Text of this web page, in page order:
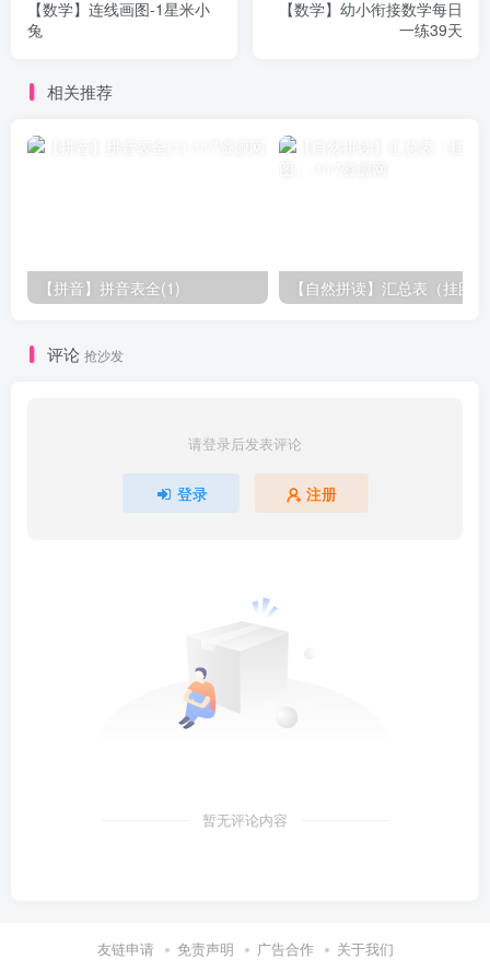
【数学】连线画图-1星米小
兔
【数学】幼小衔接数学每日
一练39天
相关推荐
【拼音】拼音表全(1) 【自然拼读】汇总表（挂图）
评论 抢沙发
请登录后发表评论
登录 注册
暂无评论内容
友链申请 免责声明 广告合作 关于我们